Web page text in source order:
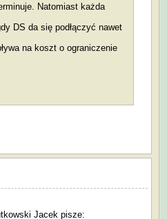
Natomiast każda
DS da się podłączyć nawet
na koszt o ograniczenie
Jacek pisze: